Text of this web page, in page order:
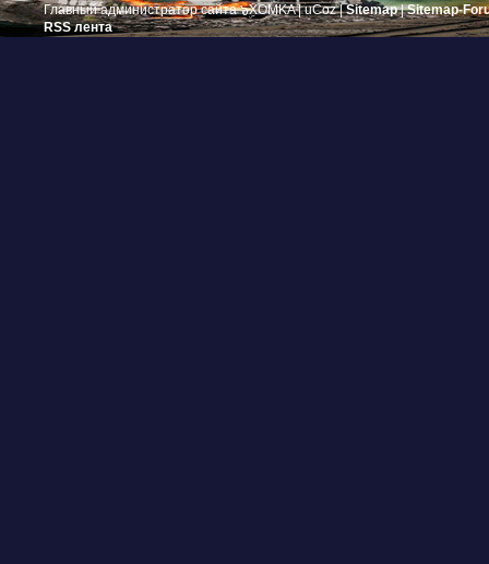
Главный администратор сайта ๖ۣۜXOMKA |uCoz|Sitemap|Sitemap-
RSS лента